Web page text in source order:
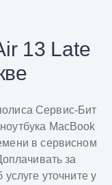
13 Late
Сервис-Бит
MacBook
в сервисном
за
уточните у